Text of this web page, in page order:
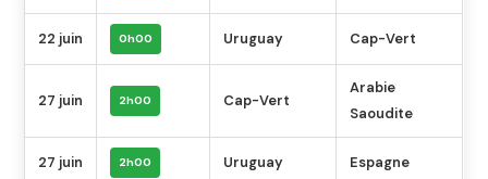
22 juin 0h00 Uruguay Cap-Vert
27 juin 2h00 Cap-Vert
Arabie
Saoudite
27 juin 2h00 Uruguay Espagne